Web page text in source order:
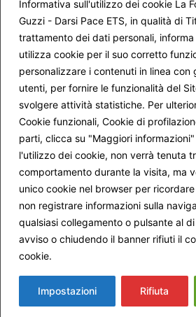
Informativa sull'utilizzo dei cookie La
Guzzi - Darsi Pace ETS, in qualità di
trattamento dei dati personali,
utilizza cookie per il suo corretto
personalizzare i contenuti in linea con
utenti, per fornire le funzionalità del
svolgere attività statistiche. Per
Cookie funzionali, Cookie di
parti, clicca su "Maggiori
l'utilizzo dei cookie, non verrà tenuta
comportamento durante la visita, ma
unico cookie nel browser per
non registrare informazioni sulla
qualsiasi collegamento o pulsante al
avviso o chiudendo il banner rifiuti il
cookie.
Impostazioni Rifiuta
Mappa del sito
Progetti Darsi Pace
Login redattori
Calendario
Privacy Policy
Cookie Policy
Seguici su:
© 2026
. Tutti i diritti sono